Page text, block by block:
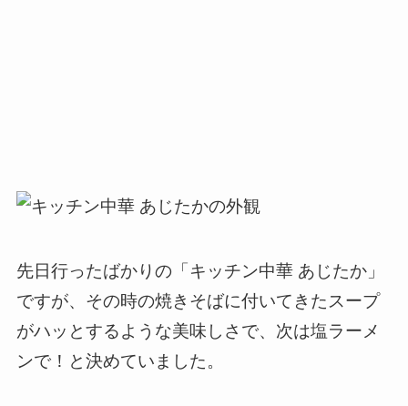
先日行ったばかりの「キッチン中華 あじたか」
ですが、その時の焼きそばに付いてきたスープ
がハッとするような美味しさで、次は塩ラーメ
ンで！と決めていました。